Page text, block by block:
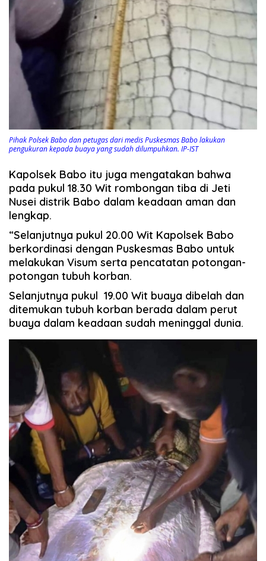
Pihak Polsek Babo dan petugas dari medis Puskesmas Babo lakukan
pengukuran kepada buaya yang sudah dilumpuhkan. IP-IST
Kapolsek Babo itu juga mengatakan bahwa
pada pukul 18.30 Wit rombongan tiba di Jeti
Nusei distrik Babo dalam keadaan aman dan
lengkap.
“Selanjutnya pukul 20.00 Wit Kapolsek Babo
berkordinasi dengan Puskesmas Babo untuk
melakukan Visum serta pencatatan potongan-
potongan tubuh korban.
Selanjutnya pukul 19.00 Wit buaya dibelah dan
ditemukan tubuh korban berada dalam perut
buaya dalam keadaan sudah meninggal dunia.